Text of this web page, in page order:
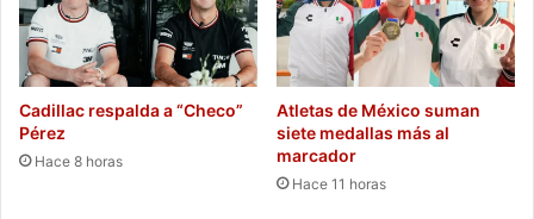
Cadillac respalda a “Checo”
Pérez
Hace 8 horas
Atletas de México suman
siete medallas más al
marcador
Hace 11 horas